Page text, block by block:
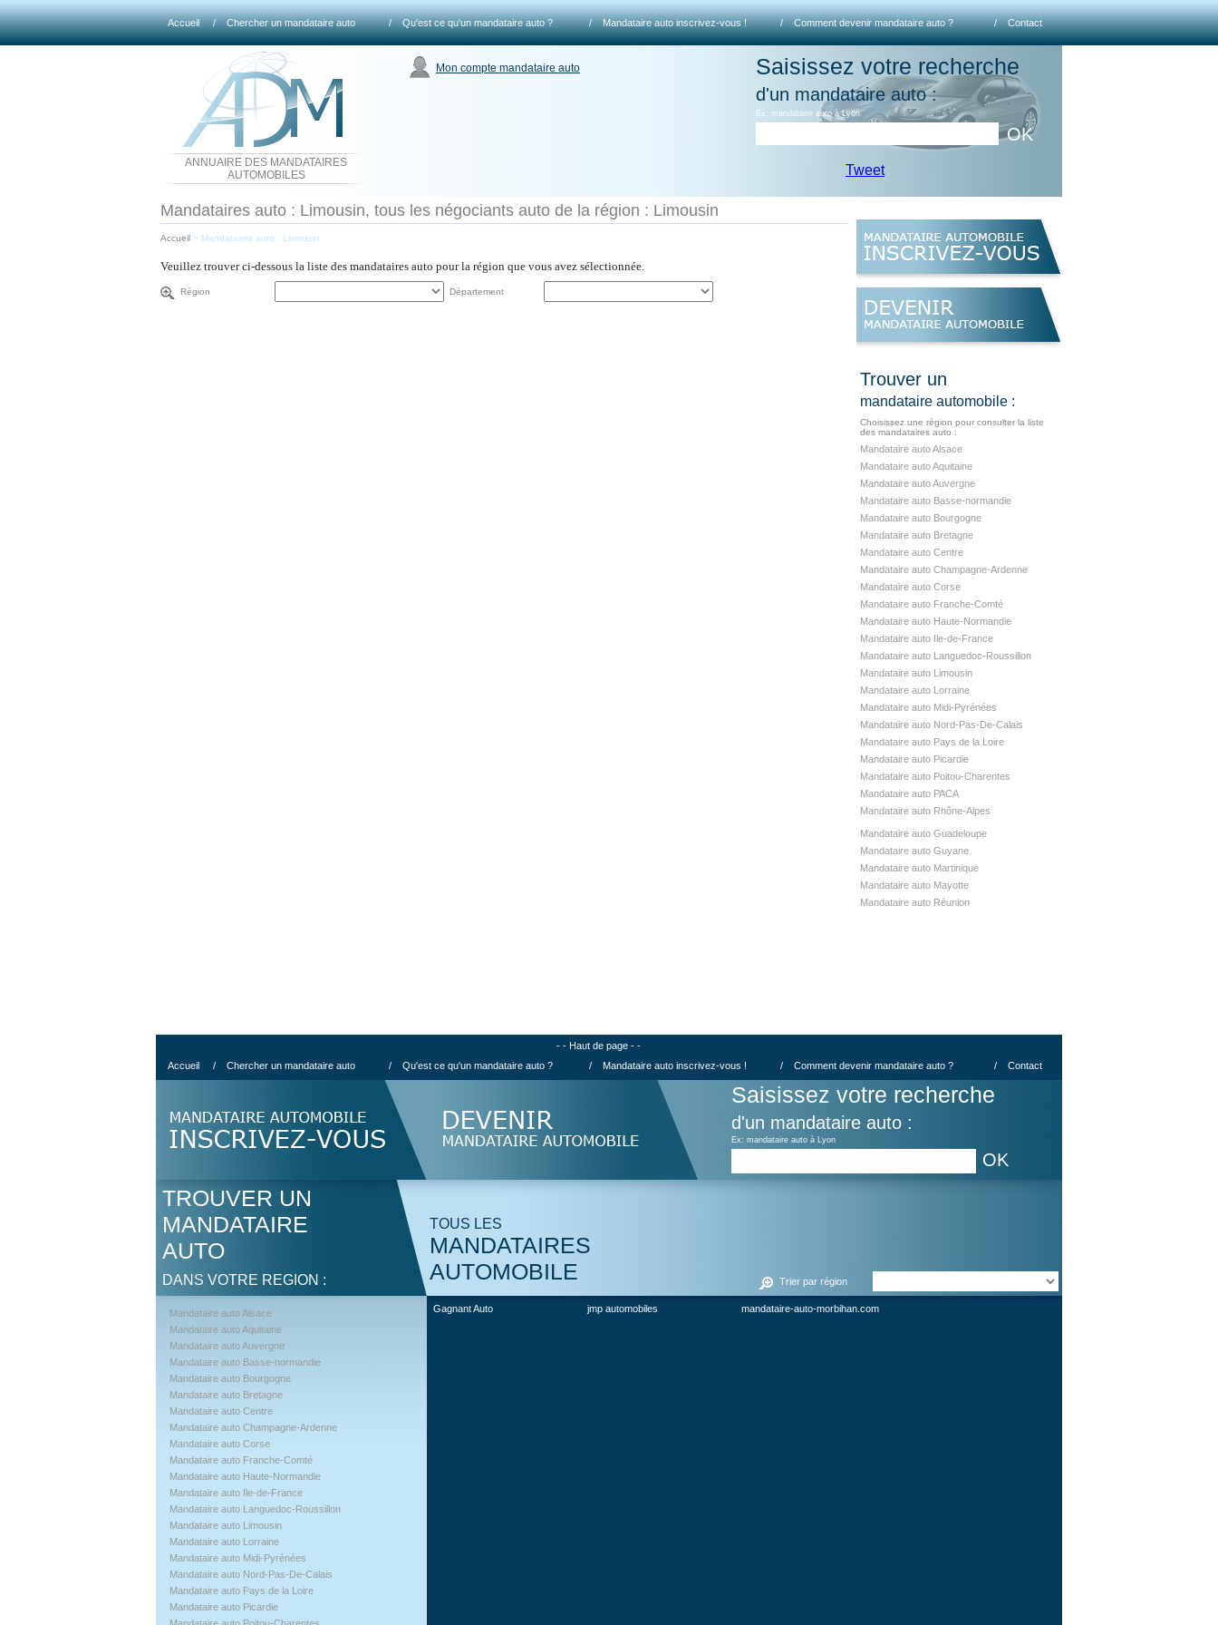
Accueil / Chercher un mandataire auto / Qu'est ce qu'un mandataire auto ? / Mandataire auto inscrivez-vous ! / Comment devenir mandataire auto ? / Contact
ANNUAIRE DES MANDATAIRES
AUTOMOBILES
Mon compte mandataire auto Saisissez votre recherche
d'un mandataire auto :
Ex: mandataire auto à Lyon
OK
Tweet
Mandataires auto : Limousin, tous les négociants auto de la région : Limousin
Accueil > Mandataires auto : Limousin
Veuillez trouver ci-dessous la liste des mandataires auto pour la région que vous avez sélectionnée.
Région Département
Trouver un
mandataire automobile :
Choisissez une région pour consulter la liste
des mandataires auto :
Mandataire auto Alsace
Mandataire auto Aquitaine
Mandataire auto Auvergne
Mandataire auto Basse-normandie
Mandataire auto Bourgogne
Mandataire auto Bretagne
Mandataire auto Centre
Mandataire auto Champagne-Ardenne
Mandataire auto Corse
Mandataire auto Franche-Comté
Mandataire auto Haute-Normandie
Mandataire auto Ile-de-France
Mandataire auto Languedoc-Roussillon
Mandataire auto Limousin
Mandataire auto Lorraine
Mandataire auto Midi-Pyrénées
Mandataire auto Nord-Pas-De-Calais
Mandataire auto Pays de la Loire
Mandataire auto Picardie
Mandataire auto Poitou-Charentes
Mandataire auto PACA
Mandataire auto Rhône-Alpes
Mandataire auto Guadeloupe
Mandataire auto Guyane
Mandataire auto Martinique
Mandataire auto Mayotte
Mandataire auto Réunion
- - Haut de page - -
Accueil
/ Chercher un mandataire auto / Qu'est ce qu'un mandataire auto ? / Mandataire auto inscrivez-vous ! / Comment devenir mandataire auto ? / Contact
OK
Saisissez votre recherche
d'un mandataire auto :
Ex: mandataire auto à Lyon
Trier par région
TOUS LES
MANDATAIRES
AUTOMOBILE
TROUVER UN
MANDATAIRE
AUTO
DANS VOTRE REGION :
Mandataire auto Alsace
Mandataire auto Aquitaine
Mandataire auto Auvergne
Mandataire auto Basse-normandie
Mandataire auto Bourgogne
Mandataire auto Bretagne
Mandataire auto Centre
Mandataire auto Champagne-Ardenne
Mandataire auto Corse
Mandataire auto Franche-Comté
Mandataire auto Haute-Normandie
Mandataire auto Ile-de-France
Mandataire auto Languedoc-Roussillon
Mandataire auto Limousin
Mandataire auto Lorraine
Mandataire auto Midi-Pyrénées
Mandataire auto Nord-Pas-De-Calais
Mandataire auto Pays de la Loire
Mandataire auto Picardie
Gagnant Auto jmp automobiles mandataire-auto-morbihan.com